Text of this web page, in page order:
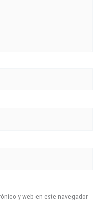
y web en este navegador